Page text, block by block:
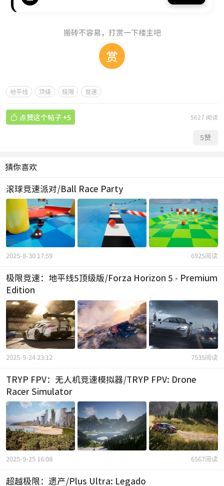
搬砖不容易，打赏一下楼主吧
赏
地平线 顶级 极限 竞速
5627 阅读
 点赞这个帖子 +5
5赞
猜你喜欢
滚球竞速派对/Ball Race Party
6925阅读
2025-8-30 17:59
极限竞速：地平线5顶级版/Forza Horizon 5 - Premium
Edition
7535阅读
2025-9-24 23:12
TRYP FPV：无人机竞速模拟器/TRYP FPV: Drone
Racer Simulator
6567阅读
2025-9-25 16:08
超越极限：遗产/Plus Ultra: Legado